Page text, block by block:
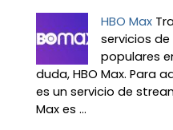
HBO Max
servicios
populares
duda, HBO Max. Para
es un servicio de
Max es ...